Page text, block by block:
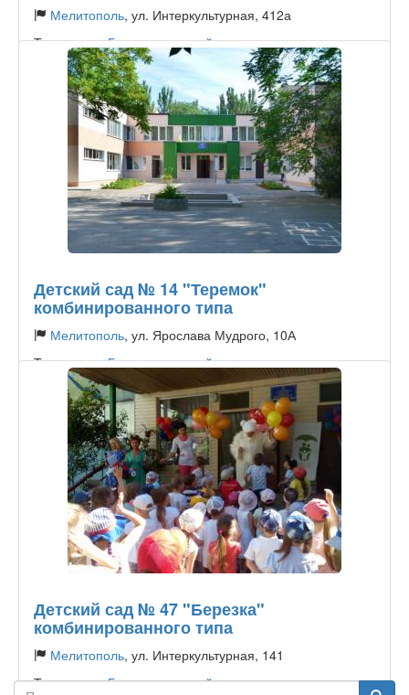
Мелитополь, ул. Интеркультурная, 412а
Тип садика:Государственный
Детский сад № 14 "Теремок"
комбинированного типа
Мелитополь, ул. Ярослава Мудрого, 10А
Тип садика:Государственный
Детский сад № 47 "Березка"
комбинированного типа
Мелитополь, ул. Интеркультурная, 141
Тип садика:Государственный
Поиск